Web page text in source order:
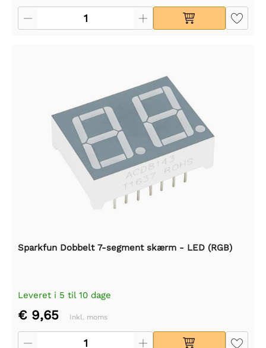
Sparkfun Dobbelt 7-segment skærm - LED (RGB)
Leveret i 5 til 10 dage
€ 9,65 Inkl. moms